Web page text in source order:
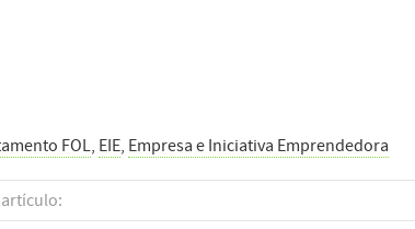
FOL, EIE, Empresa e Iniciativa Emprendedora